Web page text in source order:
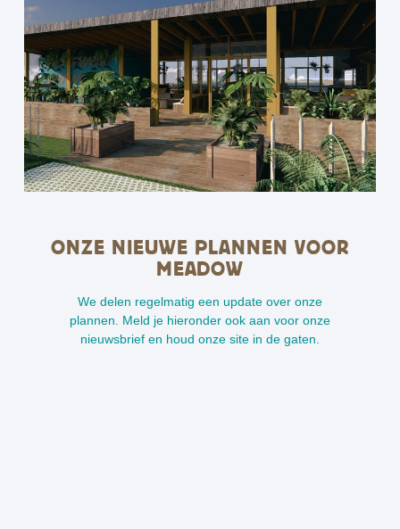
ONZE NIEUWE PLANNEN VOOR
MEADOW
We delen regelmatig een update over onze
plannen. Meld je hieronder ook aan voor onze
nieuwsbrief en houd onze site in de gaten.